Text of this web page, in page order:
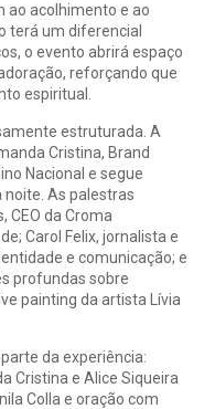
ao acolhimento e ao
terá um diferencial
o evento abrirá espaço
reforçando que
espiritual.
estruturada. A
Cristina, Brand
Nacional e segue
noite. As palestras
CEO da Croma
Carol Felix, jornalista e
e comunicação; e
profundas sobre
painting da artista Lívia
da experiência:
Cristina e Alice Siqueira
Colla e oração com